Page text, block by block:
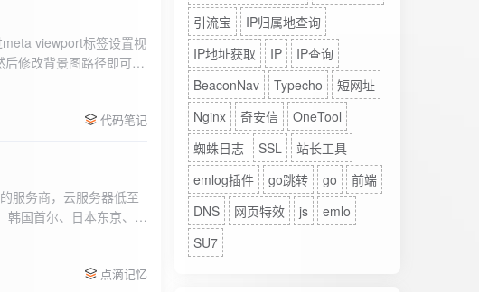
viewport标签设置视
修改背景图路径即可。
代码笔记
韩国首尔、日本东京、美
点滴记忆
引流宝
IP归属地查询
IP地址获取
IP
IP查询
BeaconNav
Typecho
短网址
Nginx
奇安信
OneTool
蜘蛛日志
SSL
站长工具
emlog插件
go跳转 go
前端
DNS
网页特效 js
emlo
SU7